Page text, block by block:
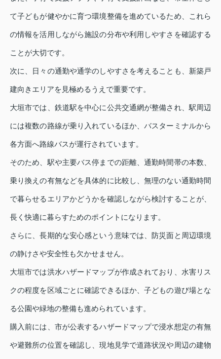
て子どもが健やかに育つ環境整備を進めているため、これら
の情報を活用しながら施設の分布や利用しやすさを確認する
ことが大切です。
次に、日々の通勤や通学のしやすさを考えることも、新築戸
建向きエリアを見極めるうえで重要です。
大垣市では、鉄道駅を中心に公共交通網が整備され、駅周辺
には複数の路線が乗り入れているほか、バスターミナルから
各方面へ路線バスが運行されています。
そのため、駅や主要バス停までの距離、通勤時間帯の本数、
乗り換えの有無などを具体的に比較し、無理のない通勤時間
で暮らせるエリアかどうかを確認しながら検討することが、
長く快適に暮らすためのポイントになります。
さらに、長期的な安心感という意味では、防災面と周辺環境
の静けさや安全性も欠かせません。
大垣市では洪水ハザードマップが作成されており、水害リス
クの程度を区域ごとに確認できるほか、子どもの遊び場とな
る公園や緑地の整備も進められています。
購入前には、市が公表するハザードマップで浸水想定の有無
や避難所の位置を確認し、現地見学で道路状況や周辺の建物